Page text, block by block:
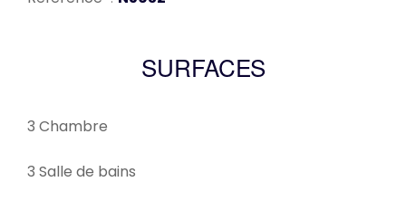
SURFACES
3 Chambre
3 Salle de bains